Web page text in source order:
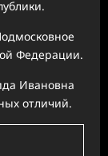
Федерации.
Ивановна
отличий.